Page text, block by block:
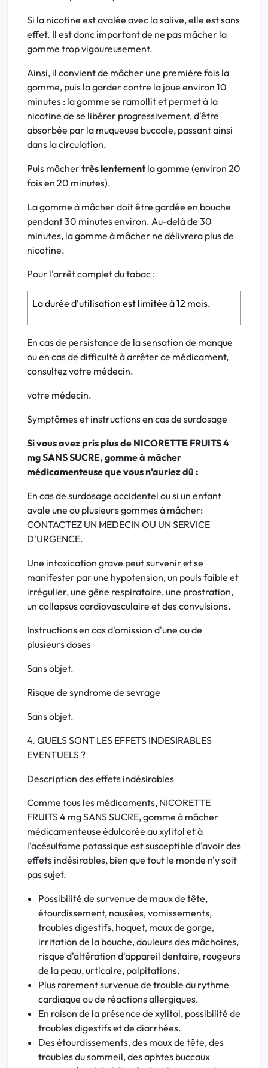
Si la nicotine est avalée avec la salive, elle est sans
effet. Il est donc important de ne pas mâcher la
gomme trop vigoureusement.
Ainsi, il convient de mâcher une première fois la
gomme, puis la garder contre la joue environ 10
minutes : la gomme se ramollit et permet à la
nicotine de se libérer progressivement, d'être
absorbée par la muqueuse buccale, passant ainsi
dans la circulation.
Puis mâchertrès lentementla gomme (environ 20
fois en 20 minutes).
La gomme à mâcher doit être gardée en bouche
pendant 30 minutes environ. Au-delà de 30
minutes, la gomme à mâcher ne délivrera plus de
nicotine.
Pour l'arrêt complet du tabac :
La durée d'utilisation est limitée à 12 mois.
En cas de persistance de la sensation de manque
ou en cas de difficulté à arrêter ce médicament,
consultez votre médecin.
votre médecin.
Symptômes et instructions en cas de surdosage
Si vous avez pris plus de NICORETTE FRUITS 4
mg SANS SUCRE, gomme à mâcher
médicamenteuse que vous n'auriez dû :
En cas de surdosage accidentel ou si un enfant
avale une ou plusieurs gommes à mâcher:
CONTACTEZ UN MEDECIN OU UN SERVICE
D'URGENCE.
Une intoxication grave peut survenir et se
manifester par une hypotension, un pouls faible et
irrégulier, une gêne respiratoire, une prostration,
un collapsus cardiovasculaire et des convulsions.
Instructions en cas d'omission d'une ou de
plusieurs doses
Sans objet.
Risque de syndrome de sevrage
Sans objet.
4. QUELS SONT LES EFFETS INDESIRABLES
EVENTUELS ?
Description des effets indésirables
Comme tous les médicaments, NICORETTE
FRUITS 4 mg SANS SUCRE, gomme à mâcher
médicamenteuse édulcorée au xylitol et à
l'acésulfame potassique est susceptible d'avoir des
effets indésirables, bien que tout le monde n'y soit
pas sujet.
Possibilité de survenue de maux de tête,
étourdissement, nausées, vomissements,
troubles digestifs, hoquet, maux de gorge,
irritation de la bouche, douleurs des mâchoires,
risque d'altération d'appareil dentaire, rougeurs
de la peau, urticaire, palpitations.
Plus rarement survenue de trouble du rythme
cardiaque ou de réactions allergiques.
En raison de la présence de xylitol, possibilité de
troubles digestifs et de diarrhées.
Des étourdissements, des maux de tête, des
troubles du sommeil, des aphtes buccaux